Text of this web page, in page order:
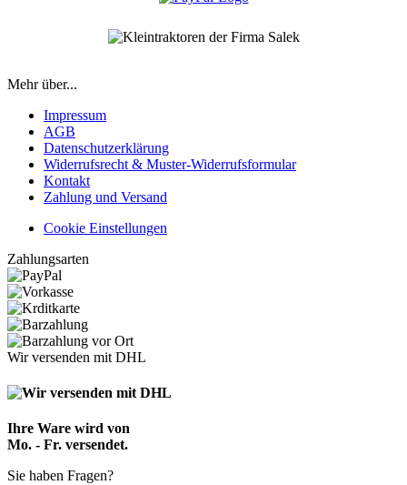
Mehr über...
Impressum
AGB
Datenschutzerklärung
Widerrufsrecht & Muster-Widerrufsformular
Kontakt
Zahlung und Versand
Cookie Einstellungen
Zahlungsarten
Wir versenden mit DHL
Ihre Ware wird von
Mo. - Fr. versendet.
Sie haben Fragen?